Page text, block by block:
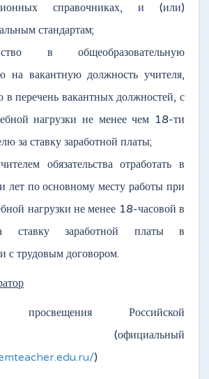
справочниках, и (или)
стандартам;
в общеобразовательную
на вакантную должность учителя,
перечень вакантных должностей, с
нагрузки не менее чем 18-ти
за ставку заработной платы;
обязательства отработать в
лет по основному месту работы при
нагрузки не менее 18-часовой в
ставку заработной платы в
с трудовым договором.
просвещения Российской
(официальный
)